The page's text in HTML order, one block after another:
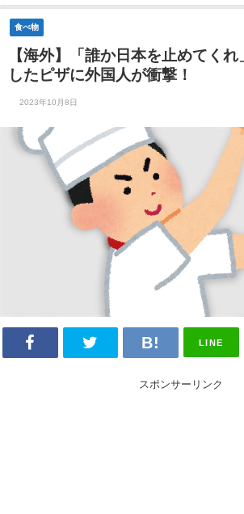
食べ物
【海外】「誰か日本を止めてく
したピザに外国人が衝撃！
2023年10月8日
LINE
スポンサーリンク